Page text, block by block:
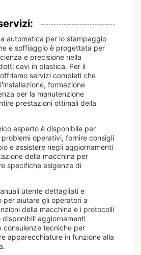
automatica per lo stampaggio
e soffiaggio è progettata per
e precisione nella
cavi in ​​plastica. Per il
servizi completi che
formazione
per la manutenzione
prestazioni ottimali della
esperto è disponibile per
operativi, fornire consigli
e assistere negli aggiornamenti
della macchina per
specifiche esigenze di
utente dettagliati e
per aiutare gli operatori a
della macchina e i protocolli
disponibili aggiornamenti
consulenze tecniche per
apparecchiature in funzione alla